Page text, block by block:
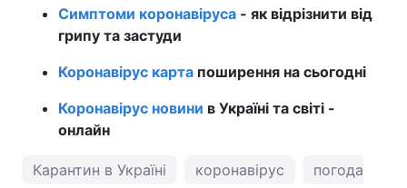
Симптоми коронавіруса - як відрізнити від
грипу та застуди
Коронавірус карта поширення на сьогодні
Коронавірус новини в Україні та світі -
онлайн
Карантин в Україні коронавірус погода в